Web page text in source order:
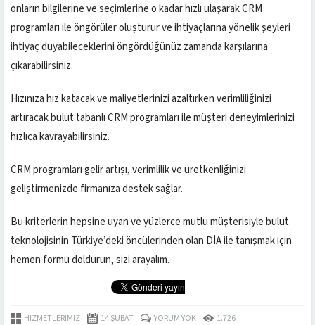
onların bilgilerine ve seçimlerine o kadar hızlı ulaşarak CRM
programları ile öngörüler oluşturur ve ihtiyaçlarına yönelik şeyleri
ihtiyaç duyabileceklerini öngördüğünüz zamanda karşılarına
çıkarabilirsiniz.
Hızınıza hız katacak ve maliyetlerinizi azaltırken verimliliğinizi
artıracak bulut tabanlı CRM programları ile müşteri deneyimlerinizi
hızlıca kavrayabilirsiniz.
CRM programları gelir artışı, verimlilik ve üretkenliğinizi
geliştirmenizde firmanıza destek sağlar.
Bu kriterlerin hepsine uyan ve yüzlerce mutlu müşterisiyle bulut
teknolojisinin Türkiye’deki öncülerinden olan DİA ile tanışmak için
hemen formu doldurun, sizi arayalım.
HIZMETLERIMIZ 14 ŞUBAT YORUM YOK 1.726